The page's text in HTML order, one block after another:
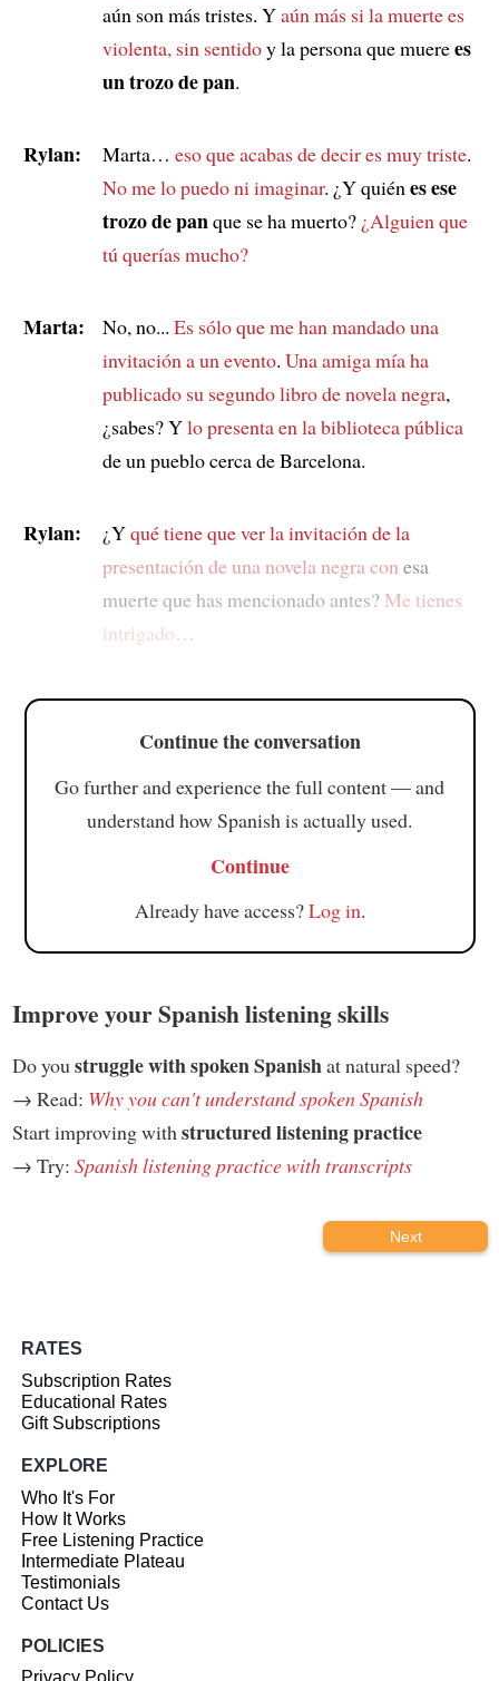
aún son más tristes. Yaún más si la muerte es
violenta, sin sentidoy la persona que muerees
un trozo de pan.
Rylan: Marta… eso que acabas de decir es muy triste.
No me lo puedo ni imaginar. ¿Y quién es ese
trozo de panque se ha muerto? ¿Alguien que
tú querías mucho?
Marta: No, no... Es sólo que me han mandado una
invitación a un evento. Una amiga mía ha
publicado su segundo libro de novela negra,
¿sabes? Ylo presenta en la biblioteca pública
de un pueblo cerca de Barcelona.
Rylan: ¿Yqué tiene que ver la invitación de la
presentación de una novela negra con esa
muerte que has mencionado antes? Me tienes
intrigado…
Continue the conversation
Go further and experience the full content — and
understand how Spanish is actually used.
Continue
Already have access?Log in.
Improve your Spanish listening skills
Do you struggle with spoken Spanishat natural speed?
→ Read: Why you can't understand spoken Spanish
Start improving with structured listening practice
→ Try: Spanish listening practice with transcripts
Next
RATES
Subscription Rates
Educational Rates
Gift Subscriptions
EXPLORE
Who It's For
How It Works
Free Listening Practice
Intermediate Plateau
Testimonials
Contact Us
POLICIES